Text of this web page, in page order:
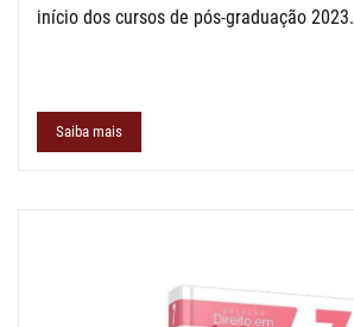
início dos cursos de pós-graduação 2023.
Saiba mais